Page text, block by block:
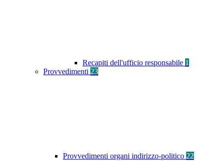
Recapiti dell'ufficio responsabile 1
Provvedimenti 23
Provvedimenti organi indirizzo-politico 22